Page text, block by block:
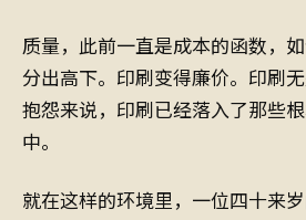
质量，此前一直是成本的函数，
分出高下。印刷变得廉价。印刷
抱怨来说，印刷已经落入了那些
中。
就在这样的环境里，一位四十来